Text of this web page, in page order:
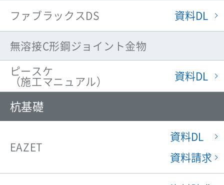
ファブラックスDS
資料DL
無溶接C形鋼ジョイント金物
ピースケ
（施工マニュアル） 資料DL
杭基礎
EAZET
資料DL
資料請求